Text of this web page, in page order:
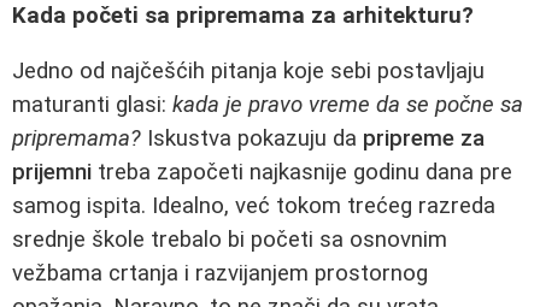
Kada početi sa pripremama za arhitekturu?
Jedno od najčešćih pitanja koje sebi postavljaju
maturanti glasi: kada je pravo vreme da se počne sa
pripremama? Iskustva pokazuju da pripreme za
prijemni treba započeti najkasnije godinu dana pre
samog ispita. Idealno, već tokom trećeg razreda
srednje škole trebalo bi početi sa osnovnim
vežbama crtanja i razvijanjem prostornog